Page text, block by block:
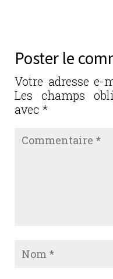
b
o
o
k
r
n
Poster le
Votre adresse e-
Les champs
avec *